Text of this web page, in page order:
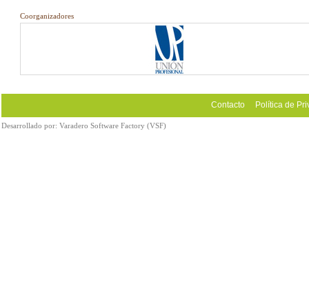
Coorganizadores
Contacto Política de
Desarrollado por: Varadero Software Factory (VSF)